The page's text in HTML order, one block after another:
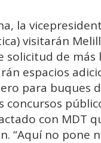
la
visitarán
solicitud de más
espacios
para buques
concursos
con MDT
“Aquí no pone